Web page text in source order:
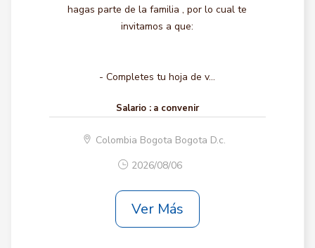
hagas parte de la familia , por lo cual te
invitamos a que:
- Completes tu hoja de v...
Salario : a convenir
Colombia Bogota Bogota D.c.
2026/08/06
Ver Más